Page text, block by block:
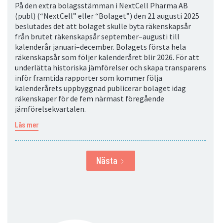
På den extra bolagsstämman i NextCell Pharma AB
(publ) (“NextCell” eller “Bolaget”) den 21 augusti 2025
beslutades det att bolaget skulle byta räkenskapsår
från brutet räkenskapsår september–augusti till
kalenderår januari–december. Bolagets första hela
räkenskapsår som följer kalenderåret blir 2026. För att
underlätta historiska jämförelser och skapa transparens
inför framtida rapporter som kommer följa
kalenderårets uppbyggnad publicerar bolaget idag
räkenskaper för de fem närmast föregående
jämförelsekvartalen.
Läs mer
Nästa